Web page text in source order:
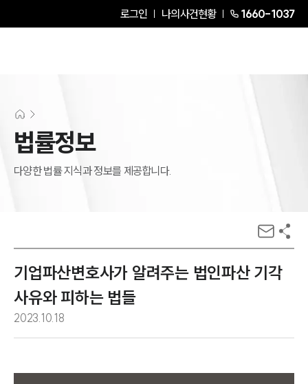
로그인 나의사건현황 1660-1037
법률정보
다양한 법률 지식과 정보를 제공합니다.
기업파산변호사가 알려주는 법인파산 기각
사유와 피하는 법들
2023.10.18